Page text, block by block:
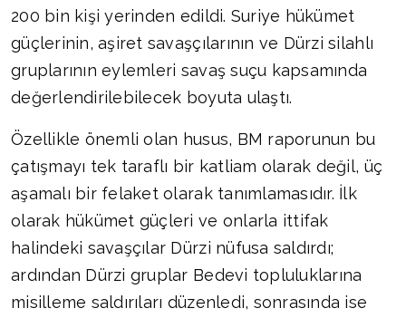
200 bin kişi yerinden edildi. Suriye hükümet
güçlerinin, aşiret savaşçılarının ve Dürzi silahlı
gruplarının eylemleri savaş suçu kapsamında
değerlendirilebilecek boyuta ulaştı.
Özellikle önemli olan husus, BM raporunun bu
çatışmayı tek taraflı bir katliam olarak değil, üç
aşamalı bir felaket olarak tanımlamasıdır. İlk
olarak hükümet güçleri ve onlarla ittifak
halindeki savaşçılar Dürzi nüfusa saldırdı;
ardından Dürzi gruplar Bedevi topluluklarına
misilleme saldırıları düzenledi, sonrasında ise